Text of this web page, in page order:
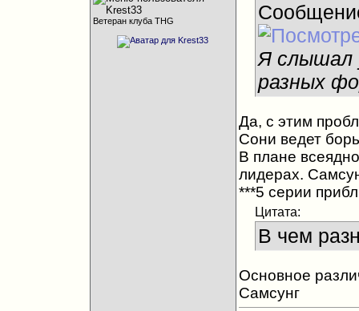
Ветеран клуба THG
Я слышал
разных
Да, с этим
Сони ведет
В плане
лидерах.
***5 серии
Цитата:
В чем
Основное
Самсунг